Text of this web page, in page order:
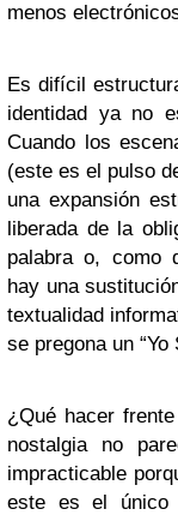
menos
Es difícil
identidad ya no
Cuando los
(este es el pulso
una expansión
liberada de la
palabra o, como
hay una
textualidad
se pregona un “Yo
¿Qué hacer
nostalgia no
impracticable
este es el único